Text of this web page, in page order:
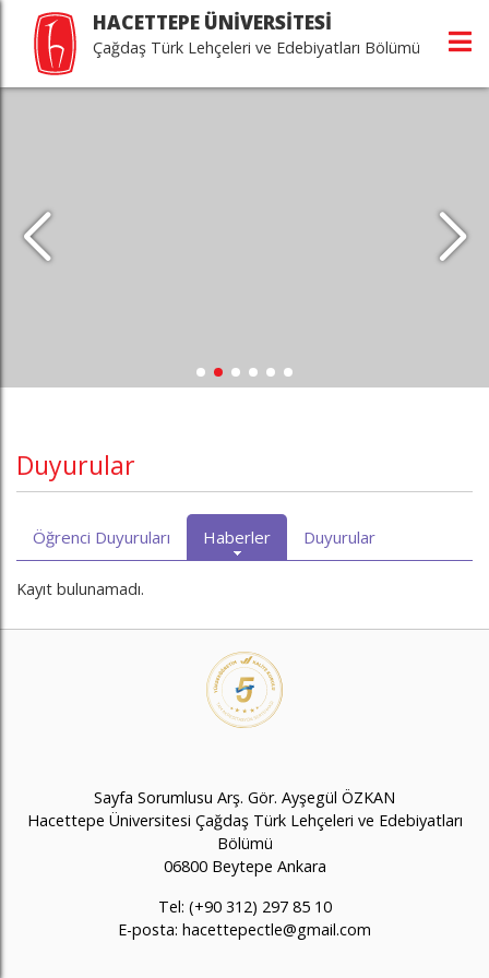
HACETTEPE ÜNİVERSİTESİ
Çağdaş Türk Lehçeleri ve Edebiyatları Bölümü
Duyurular
Öğrenci Duyuruları Haberler Duyurular
Kayıt bulunamadı.
Sayfa Sorumlusu Arş. Gör. Ayşegül ÖZKAN
Hacettepe Üniversitesi Çağdaş Türk Lehçeleri ve Edebiyatları
Bölümü
06800 Beytepe Ankara
Tel: (+90 312) 297 85 10
E-posta: hacettepectle@gmail.com